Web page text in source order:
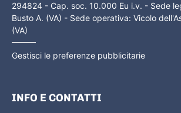
294824 - Cap. soc. 10.000 Eu i.v. - Sede
Busto A. (VA) - Sede operativa: Vicolo
(VA)
Gestisci le preferenze pubblicitarie
INFO E CONTATTI